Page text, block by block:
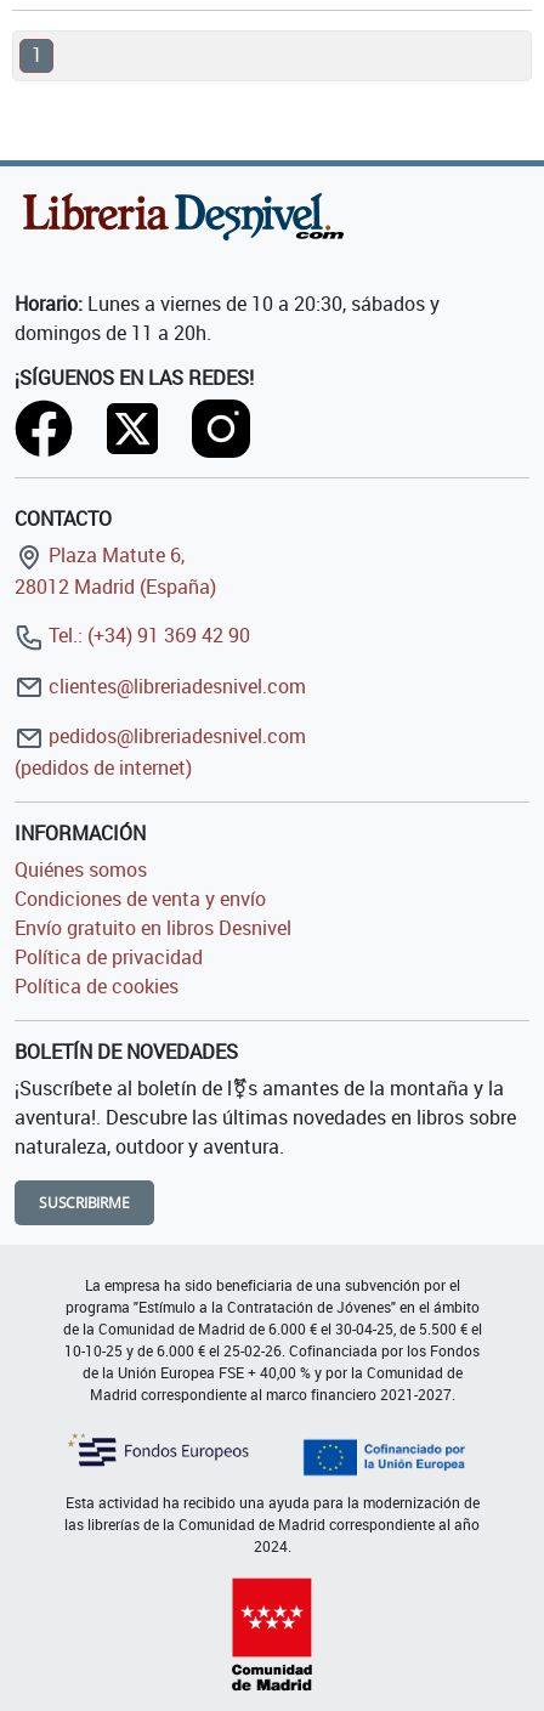
1
Horario: Lunes a viernes de 10 a 20:30, sábados y
domingos de 11 a 20h.
¡SÍGUENOS EN LAS REDES!
CONTACTO
Plaza Matute 6,
28012 Madrid (España)
Tel.: (+34) 91 369 42 90
clientes@libreriadesnivel.com
pedidos@libreriadesnivel.com
(pedidos de internet)
INFORMACIÓN
Quiénes somos
Condiciones de venta y envío
Envío gratuito en libros Desnivel
Política de privacidad
Política de cookies
BOLETÍN DE NOVEDADES
¡Suscríbete al boletín de l⚧s amantes de la montaña y la
aventura!. Descubre las últimas novedades en libros sobre
naturaleza, outdoor y aventura.
SUSCRIBIRME
La empresa ha sido beneficiaria de una subvención por el
programa "Estímulo a la Contratación de Jóvenes" en el ámbito
de la Comunidad de Madrid de 6.000 € el 30-04-25, de 5.500 € el
10-10-25 y de 6.000 € el 25-02-26. Cofinanciada por los Fondos
de la Unión Europea FSE + 40,00 % y por la Comunidad de
Madrid correspondiente al marco financiero 2021-2027.
Esta actividad ha recibido una ayuda para la modernización de
las librerías de la Comunidad de Madrid correspondiente al año
2024.